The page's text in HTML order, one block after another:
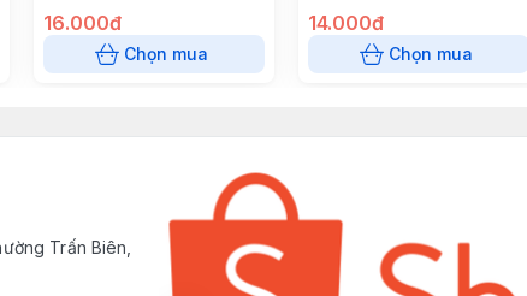
16.000đ
Chọn mua
(COMBO10 40-80)
14.000đ
Chọn mua
Trấn Biên,